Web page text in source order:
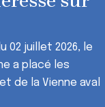
02 juillet 2026, le
a placé les
de la Vienne aval